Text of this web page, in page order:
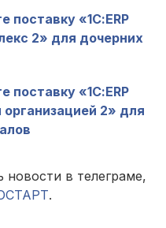
поставку «1С:ERP
2» для дочерних
поставку «1С:ERP
2» для
новости в телеграме,
.